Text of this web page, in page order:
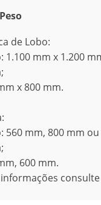
de Lobo:
1.100 mm x 1.200
x 800 mm.
560 mm, 800 mm ou
600 mm.